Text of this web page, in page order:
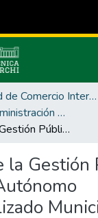
Facultad de Comercio Internacional, Integración, Administración y Economía Empresarial
Carrera de Administración Pública
Análisis de la Gestión Pública en el Gobierno Autónomo Descentralizado Municipal de Tulcán y su incidencia en el manejo de desechos domiciliarios infecciosos generados en la pandemia COVID 19.
la Gestión